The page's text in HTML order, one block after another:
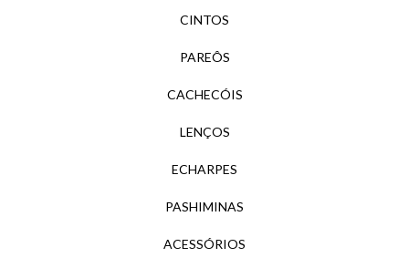
CINTOS
PAREÔS
CACHECÓIS
LENÇOS
ECHARPES
PASHIMINAS
ACESSÓRIOS